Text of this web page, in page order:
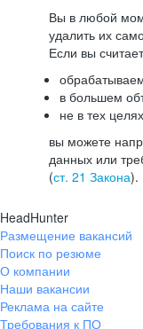
Вы в любой
удалить их
Если вы
в большем
не в тех
вы можете
данных или
(ст. 21 Закона).
HeadHunter
Размещение вакансий
Поиск по резюме
О компании
Наши вакансии
Реклама на сайте
Требования к ПО